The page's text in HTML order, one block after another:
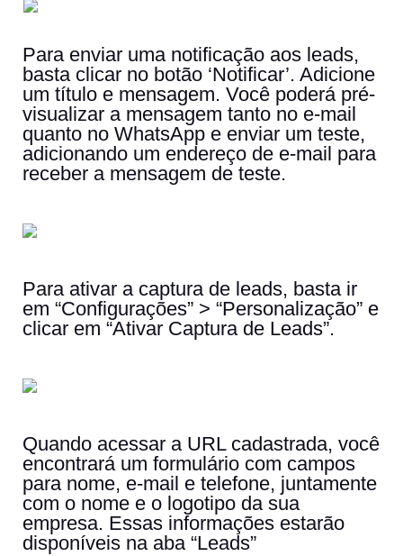
Para enviar uma notificação aos leads,
basta clicar no botão ‘Notificar’. Adicione
um título e mensagem. Você poderá pré-
visualizar a mensagem tanto no e-mail
quanto no WhatsApp e enviar um teste,
adicionando um endereço de e-mail para
receber a mensagem de teste.
Para ativar a captura de leads, basta ir
em “Configurações” > “Personalização” e
clicar em “Ativar Captura de Leads”.
Quando acessar a URL cadastrada, você
encontrará um formulário com campos
para nome, e-mail e telefone, juntamente
com o nome e o logotipo da sua
empresa. Essas informações estarão
disponíveis na aba “Leads”